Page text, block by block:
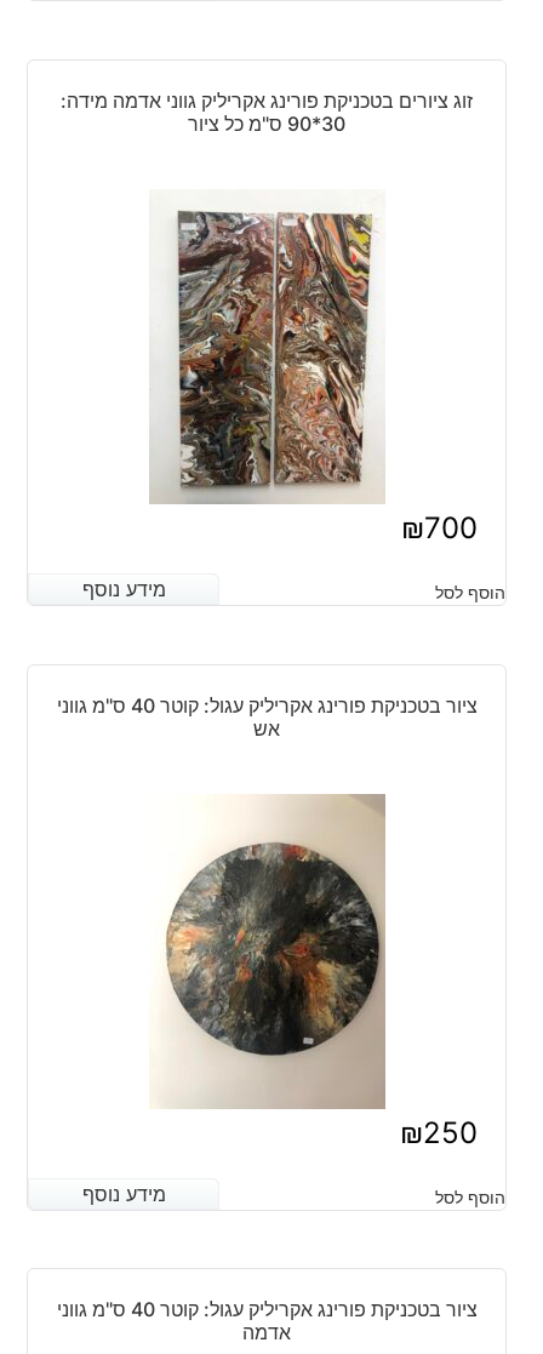
זוג ציורים בטכניקת פורינג אקריליק גווני אדמה מידה:
30*90 ס"מ כל ציור
₪700
מידע נוסף הוסף לסל מידע נוסף
ציור בטכניקת פורינג אקריליק עגול: קוטר 40 ס"מ גווני
אש
₪250
מידע נוסף הוסף לסל מידע נוסף
ציור בטכניקת פורינג אקריליק עגול: קוטר 40 ס"מ גווני
אדמה